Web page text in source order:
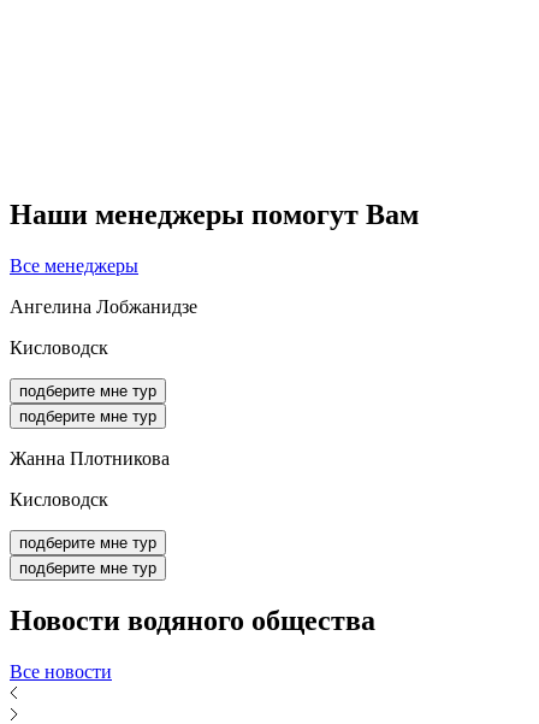
Наши менеджеры помогут Вам
Все менеджеры
Ангелина Лобжанидзе
Кисловодск
подберите мне тур
подберите мне тур
Жанна Плотникова
Кисловодск
подберите мне тур
подберите мне тур
Новости водяного общества
Все новости